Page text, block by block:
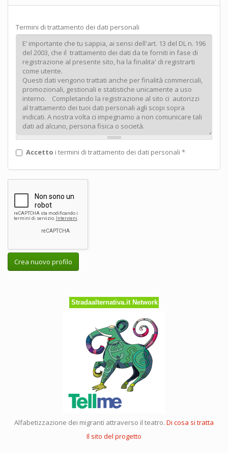
Termini di trattamento dei dati personali
Accetto i termini di trattamento dei dati personali *
Crea nuovo profilo
Stradaalternativa.it Network
Alfabetizzazione dei migranti attraverso il teatro. Di cosa si tratta
Il sito del progetto